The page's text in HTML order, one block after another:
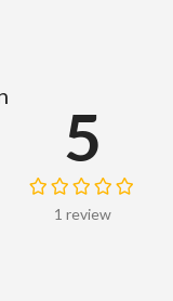
5
1 review